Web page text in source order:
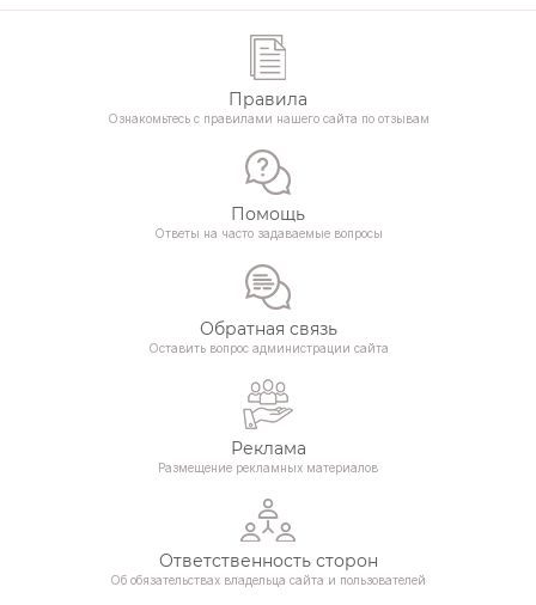
Правила
Ознакомьтесь с правилами нашего сайта по отзывам
Помощь
Ответы на часто задаваемые вопросы
Обратная связь
Оставить вопрос администрации сайта
Реклама
Размещение рекламных материалов
Ответственность сторон
Об обязательствах владельца сайта и пользователей